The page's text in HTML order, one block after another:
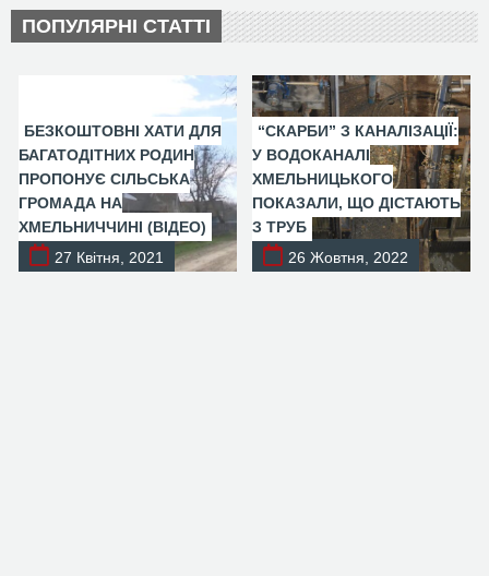
ПОПУЛЯРНІ СТАТТІ
БЕЗКОШТОВНІ ХАТИ ДЛЯ
БАГАТОДІТНИХ РОДИН
ПРОПОНУЄ СІЛЬСЬКА
ГРОМАДА НА
ХМЕЛЬНИЧЧИНІ (ВІДЕО)
27 Квітня, 2021
“СКАРБИ” З КАНАЛІЗАЦІЇ:
У ВОДОКАНАЛІ
ХМЕЛЬНИЦЬКОГО
ПОКАЗАЛИ, ЩО ДІСТАЮТЬ
З ТРУБ
26 Жовтня, 2022